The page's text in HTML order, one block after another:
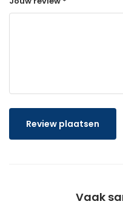
Review plaatsen
Vaak